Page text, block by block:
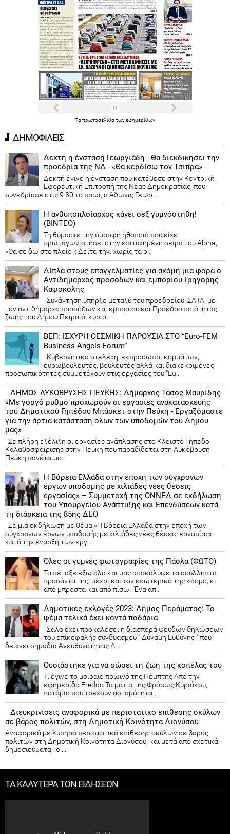
Τα πρωτοσέλιδα τωνεφημερίδων
ΔΗΜΟΦΙΛΕΙΣ
Δεκτή η ένσταση Γεωργιάδη - Θα διεκδικήσει την
προεδρία της ΝΔ - «Θα κερδίσω τον Τσίπρα»
Δεκτή έγινε η ένσταση που κατέθεσε στην Κεντρική
Εφορευτική Επιτροπή της Νέας Δημοκρατίας, που
συνεδρίασε στις 9.30 το πρωί, ο Άδωνις Γεωρ...
Η ανθυποπλοίαρχος κάνει σεξ γυμνόστηθη!
(ΒΙΝΤΕΟ)
Τη θυμάστε την όμορφη ηθοποιό που είχε
πρωταγωνιστήσει στην επιτυχημένη σειρά του Alpha,
«Θα σε δω στο πλοίο»; Δείτε την, χωρίς τα ρ...
Δίπλα στους επαγγελματίες για ακόμη μια φορά ο
Αντιδήμαρχος προσόδων και εμπορίου Γρηγόρης
Καψοκόλης
Συνάντηση υπήρξε μεταξύ του προεδρείου ΣΑΤΑ, με
τον αντιδήμαρχο προσόδων και εμπορίου και Προέδρο ποιότητας
ζωής του Δήμου Πειραιά, κύριο...
ΒΕΠ: ΙΣΧΥΡΗ ΘΕΣΜΙΚΗ ΠΑΡΟΥΣΙΑ ΣΤΟ “Euro-FEM
Business Angels Forum”
Κυβερνητικά στελέχη, εκπρόσωποι κομμάτων,
ευρωβουλευτές, βουλευτές αλλά και διακεκριμένες
προσωπικότητες συμμετέχουν στις εργασίες του “Eu...
ΔΗΜΟΣ ΛΥΚΟΒΡΥΣΗΣ ΠΕΥΚΗΣ: Δήμαρχος Τάσος Μαυρίδης
«Με γοργό ρυθμό προχωρούν οι εργασίες ανακατασκευής
του Δημοτικού Γηπέδου Μπάσκετ στην Πεύκη - Εργαζόμαστε
για την άρτια κατάσταση όλων των υποδομών του Δήμου
μας»
Σε πλήρη εξέλιξη οι εργασίες ανάπλασης στο Κλειστό Γήπεδο
Καλαθοσφαίρισης στην Πεύκη που παραδίδεται στη Λυκόβρυση
Πεύκη πανέτοιμο...
Η Βόρεια Ελλάδα στην εποχή των σύγχρονων
έργων υποδομής με χιλιάδες νέες θέσεις
εργασίας» – Συμμετοχή της ΟΝΝΕΔ σε εκδήλωση
του Υπουργείου Ανάπτυξης και Επενδύσεων κατά
τη διάρκεια της 85ης ΔΕΘ
Σε μια εκδήλωση με θέμα «Η Βόρεια Ελλάδα στην εποχή των
σύγχρονων έργων υποδομής με χιλιάδες νέες θέσεις εργασίας»
κατά την έναρξη των εργ...
Όλες οι γυμνές φωτογραφίες της Πάολα (ΦΩΤΟ)
Τα πέταξε έξω όλα και μας αποκάλυψε τα ασύλληπτα
προσόντα της, μέχρι και τον εσωτερικό της κόσμο, κι
από μπροστά και από πίσω! Ένα απ...
Δημοτικές εκλογές 2023: Δήμος Περάματος: Το
ψέμα τελικά έχει κοντά ποδάρια
Σάλο έχει προκαλέσει η διασπορά ψευδών δηλώσεων
του επικεφαλής συνδυασμού " Δύναμη Ευθύνης " που
δείχνει σημάδια Ανευθυνότητας Δ...
Θυσιάστηκε για να σώσει τη ζωή της κοπέλας του
Τι έγινε το μοιραίο πρωινό της Πέμπτης Από την
εφημερίδα Freddo Τα μάτια της Φρόσως Κυριάκου,
ποτάμια που τρέχουν ασταμάτητα....
Διευκρινίσεις αναφορικά με περιστατικό επίθεσης σκύλων
σε βάρος πολιτών, στη Δημοτική Κοινότητα Διονύσου
Αναφορικά με λυπηρό περιστατικό επίθεσης σκύλων σε βάρος
πολιτών στη Δημοτική Κοινότητα Διονύσου, και μετά από σχετικά
δημοσιεύματα, ο ...
ΤΑ ΚΑΛΥΤΕΡΑ ΤΩΝ ΕΙΔΗΣΕΩΝ